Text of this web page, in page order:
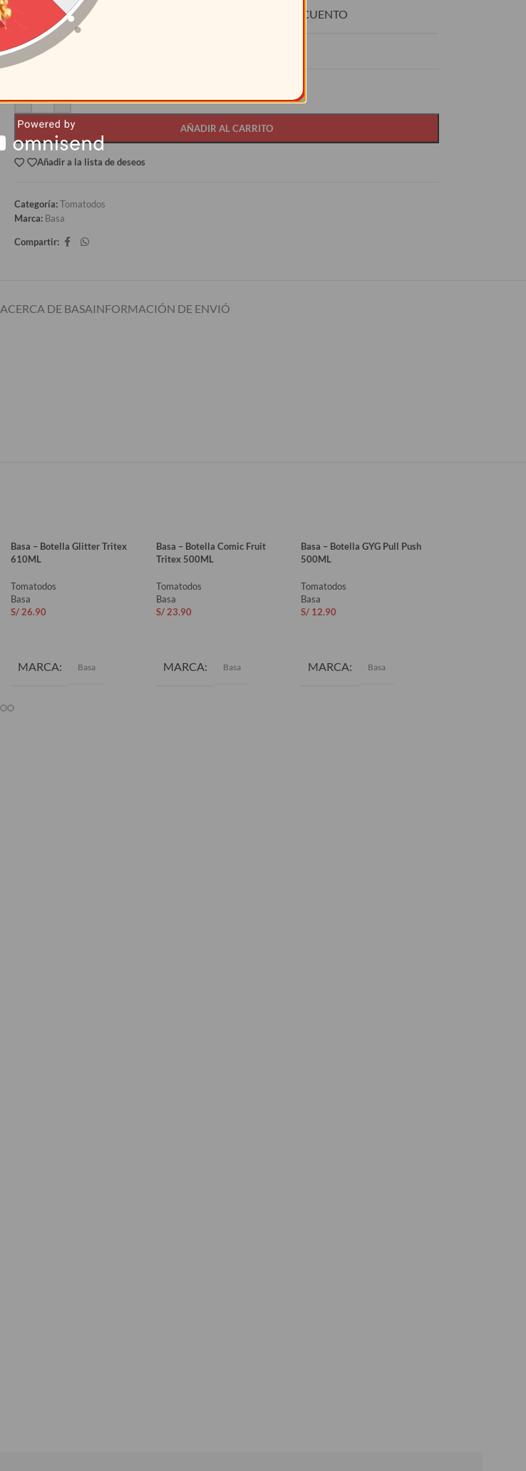
CANTIDAD DESCUENTO
12+
AÑADIR AL CARRITO
Añadir a la lista de deseos
Categoría:Tomatodos
Marca: Basa
Compartir:
ACERCA DE BASAINFORMACIÓN DE ENVIÓ
Basa – Botella Glitter Tritex
610ML
Tomatodos
Basa
S/26.90
MARCA Basa
Basa – Botella Comic Fruit
Tritex 500ML
Tomatodos
Basa
S/23.90
MARCA Basa
Basa – Botella GYG Pull Push
500ML
Tomatodos
Basa
S/ 12.90
MARCA Basa